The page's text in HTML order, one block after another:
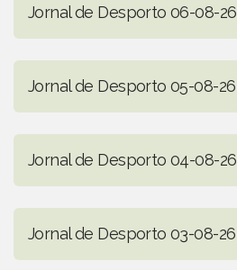
Jornal de Desporto 06-08-26
Jornal de Desporto 05-08-26
Jornal de Desporto 04-08-26
Jornal de Desporto 03-08-26